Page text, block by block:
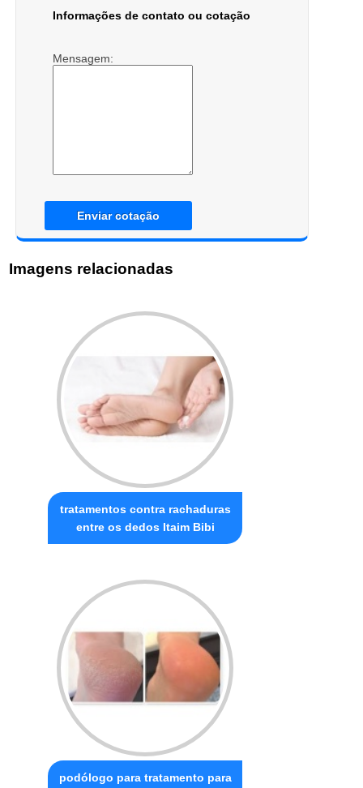
Informações de contato ou cotação
Mensagem:
Enviar cotação
Imagens relacionadas
tratamentos contra rachaduras
entre os dedos Itaim Bibi
podólogo para tratamento para